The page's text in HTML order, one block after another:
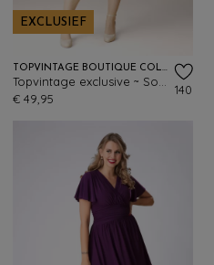
EXCLUSIEF
TOPVINTAGE BOUTIQUE COLLECTION
€ 49,95
140